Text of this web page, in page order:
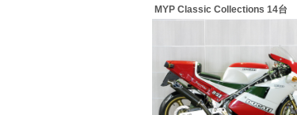
MYP Classic Collections 14台